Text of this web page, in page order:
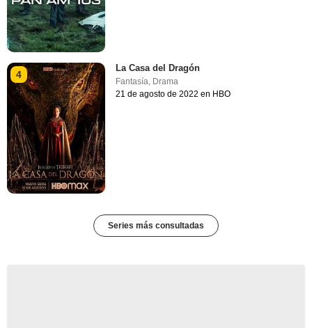
4
La Casa del Dragón
Fantasía, Drama
21 de agosto de 2022 en HBO
Series más consultadas